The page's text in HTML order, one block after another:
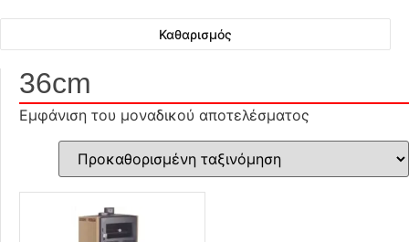
Καθαρισμός
36cm
Εμφάνιση του μοναδικού αποτελέσματος